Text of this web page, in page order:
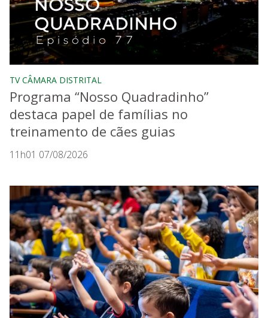
TV CÂMARA DISTRITAL
Programa “Nosso Quadradinho”
destaca papel de famílias no
treinamento de cães guias
11h01 07/08/2026